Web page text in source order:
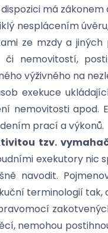
má
nesplácením
ze mzdy a
nemovitostí,
výživného na
exekuce
nemovitosti apod.
prací a výkonů.
tzv.
exekutory nic
navodit.
terminologií tak,
nemohou